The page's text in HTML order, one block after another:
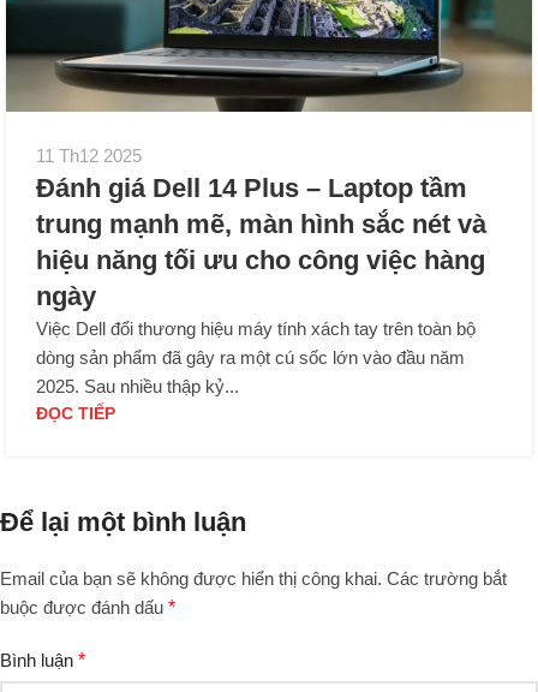
11 Th12 2025
Đánh giá Dell 14 Plus – Laptop tầm
trung mạnh mẽ, màn hình sắc nét và
hiệu năng tối ưu cho công việc hàng
ngày
Việc Dell đổi thương hiệu máy tính xách tay trên toàn bộ
dòng sản phẩm đã gây ra một cú sốc lớn vào đầu năm
2025. Sau nhiều thập kỷ...
ĐỌC TIẾP
Để lại một bình luận
Email của bạn sẽ không được hiển thị công khai. Các trường bắt
buộc được đánh dấu *
Bình luận *